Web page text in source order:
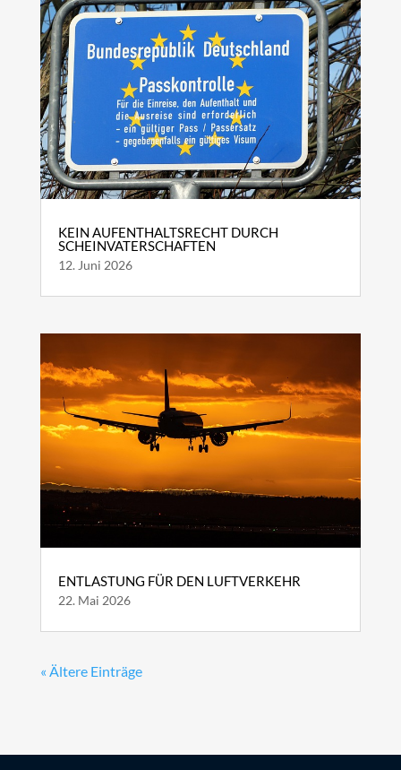
KEIN AUFENTHALTSRECHT DURCH
SCHEINVATERSCHAFTEN
12. Juni 2026
ENTLASTUNG FÜR DEN LUFTVERKEHR
22. Mai 2026
« Ältere Einträge